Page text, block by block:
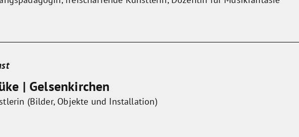
| Gelsenkirchen
(Bilder, Objekte und Installation)